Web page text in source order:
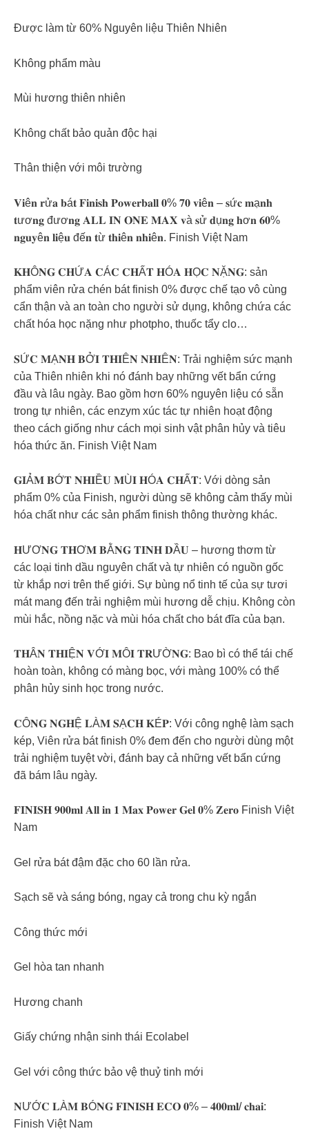
Được làm từ 60% Nguyên liệu Thiên Nhiên
Không phẩm màu
Mùi hương thiên nhiên
Không chất bảo quản độc hại
Thân thiện với môi trường
𝐕𝐢ê𝐧 𝐫ử𝐚 𝐛á𝐭 𝐅𝐢𝐧𝐢𝐬𝐡 𝐏𝐨𝐰𝐞𝐫𝐛𝐚𝐥𝐥 𝟎% 𝟕𝟎 𝐯𝐢ê𝐧 – 𝐬ứ𝐜 𝐦ạ𝐧𝐡
𝐭ươ𝐧𝐠 đươ𝐧𝐠 𝐀𝐋𝐋 𝐈𝐍 𝐎𝐍𝐄 𝐌𝐀𝐗 𝐯à 𝐬ử 𝐝ụ𝐧𝐠 𝐡ơ𝐧 𝟔𝟎%
𝐧𝐠𝐮𝐲ê𝐧 𝐥𝐢ệ𝐮 đế𝐧 𝐭ừ 𝐭𝐡𝐢ê𝐧 𝐧𝐡𝐢ê𝐧. Finish Việt Nam
𝐊𝐇Ô𝐍𝐆 𝐂𝐇Ứ𝐀 𝐂Á𝐂 𝐂𝐇Ấ𝐓 𝐇Ó𝐀 𝐇Ọ𝐂 𝐍Ặ𝐍𝐆: sản
phẩm viên rửa chén bát finish 0% được chế tạo vô cùng
cẩn thận và an toàn cho người sử dụng, không chứa các
chất hóa học nặng như photpho, thuốc tẩy clo…
𝐒Ứ𝐂 𝐌Ạ𝐍𝐇 𝐁Ở𝐈 𝐓𝐇𝐈Ê𝐍 𝐍𝐇𝐈Ê𝐍: Trải nghiệm sức mạnh
của Thiên nhiên khi nó đánh bay những vết bẩn cứng
đầu và lâu ngày. Bao gồm hơn 60% nguyên liệu có sẵn
trong tự nhiên, các enzym xúc tác tự nhiên hoạt động
theo cách giống như cách mọi sinh vật phân hủy và tiêu
hóa thức ăn. Finish Việt Nam
𝐆𝐈Ả𝐌 𝐁Ớ𝐓 𝐍𝐇𝐈Ề𝐔 𝐌Ù𝐈 𝐇Ó𝐀 𝐂𝐇Ấ𝐓: Với dòng sản
phẩm 0% của Finish, người dùng sẽ không cảm thấy mùi
hóa chất như các sản phẩm finish thông thường khác.
𝐇ƯƠ𝐍𝐆 𝐓𝐇Ơ𝐌 𝐁Ằ𝐍𝐆 𝐓𝐈𝐍𝐇 𝐃Ầ𝐔 – hương thơm từ
các loại tinh dầu nguyên chất và tự nhiên có nguồn gốc
từ khắp nơi trên thế giới. Sự bùng nổ tinh tế của sự tươi
mát mang đến trải nghiệm mùi hương dễ chịu. Không còn
mùi hắc, nồng nặc và mùi hóa chất cho bát đĩa của bạn.
𝐓𝐇Â𝐍 𝐓𝐇𝐈Ệ𝐍 𝐕Ớ𝐈 𝐌Ô𝐈 𝐓𝐑ƯỜ𝐍𝐆: Bao bì có thể tái chế
hoàn toàn, không có màng bọc, với màng 100% có thể
phân hủy sinh học trong nước.
𝐂Ô𝐍𝐆 𝐍𝐆𝐇Ệ 𝐋À𝐌 𝐒Ạ𝐂𝐇 𝐊É𝐏: Với công nghệ làm sạch
kép, Viên rửa bát finish 0% đem đến cho người dùng một
trải nghiệm tuyệt vời, đánh bay cả những vết bẩn cứng
đã bám lâu ngày.
𝐅𝐈𝐍𝐈𝐒𝐇 𝟗𝟎𝟎𝐦𝐥 𝐀𝐥𝐥 𝐢𝐧 𝟏 𝐌𝐚𝐱 𝐏𝐨𝐰𝐞𝐫 𝐆𝐞𝐥 𝟎% 𝐙𝐞𝐫𝐨 Finish Việt
Nam
Gel rửa bát đậm đặc cho 60 lần rửa.
Sạch sẽ và sáng bóng, ngay cả trong chu kỳ ngắn
Công thức mới
Gel hòa tan nhanh
Hương chanh
Giấy chứng nhận sinh thái Ecolabel
Gel với công thức bảo vệ thuỷ tinh mới
𝐍ƯỚ𝐂 𝐋À𝐌 𝐁Ó𝐍𝐆 𝐅𝐈𝐍𝐈𝐒𝐇 𝐄𝐂𝐎 𝟎% – 𝟒𝟎𝟎𝐦𝐥/ 𝐜𝐡𝐚𝐢:
Finish Việt Nam